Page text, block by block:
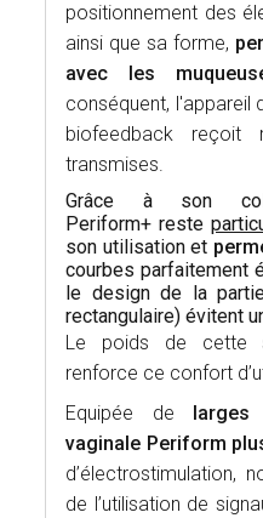
positionnement des
ainsi que sa forme,
avec les
conséquent, l'appareil
biofeedback reçoit
transmises.
Grâce à son
Periform+ reste
son utilisation et
courbes parfaitement
le design de la
rectangulaire) évitent
Le poids de cette
renforce ce confort
Equipée de
larges
vaginale Periform
d’électrostimulation,
de l’utilisation de